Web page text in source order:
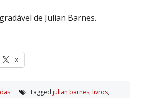
de Julian Barnes.
X
Tagged julian barnes, livros,